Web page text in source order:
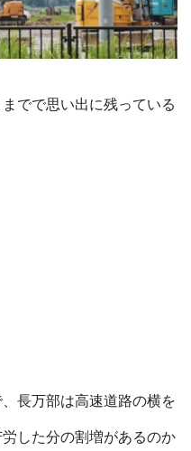
でで思い出に残っている
長万部は高速道路の横を
した分の割増があるのか